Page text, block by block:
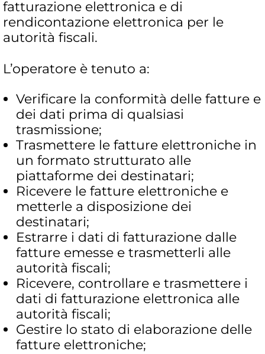
fatturazione elettronica e di
rendicontazione elettronica per le
autorità fiscali.
L’operatore è tenuto a:
Verificare la conformità delle fatture e
dei dati prima di qualsiasi
trasmissione;
Trasmettere le fatture elettroniche in
un formato strutturato alle
piattaforme dei destinatari;
Ricevere le fatture elettroniche e
metterle a disposizione dei
destinatari;
Estrarre i dati di fatturazione dalle
fatture emesse e trasmetterli alle
autorità fiscali;
Ricevere, controllare e trasmettere i
dati di fatturazione elettronica alle
autorità fiscali;
Gestire lo stato di elaborazione delle
fatture elettroniche;